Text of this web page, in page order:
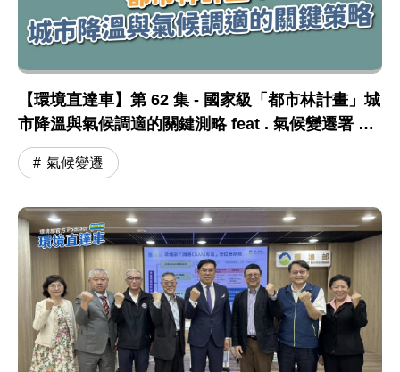
【環境直達車】第 62 集 - 國家級「都市林計畫」城
市降溫與氣候調適的關鍵測略 feat . 氣候變遷署 張
根穆副署長
氣候變遷